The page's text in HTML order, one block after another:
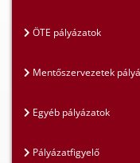
ÖTE pályázatok
Mentőszervezetek
Egyéb pályázatok
Pályázatfigyelő